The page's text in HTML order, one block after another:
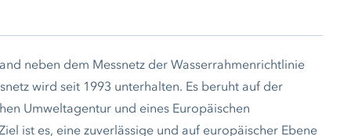
neben dem Messnetz der Wasserrahmenrichtlinie
wird seit 1993 unterhalten. Es beruht auf der
Umweltagentur und eines Europäischen
ist es, eine zuverlässige und auf europäischer Ebene